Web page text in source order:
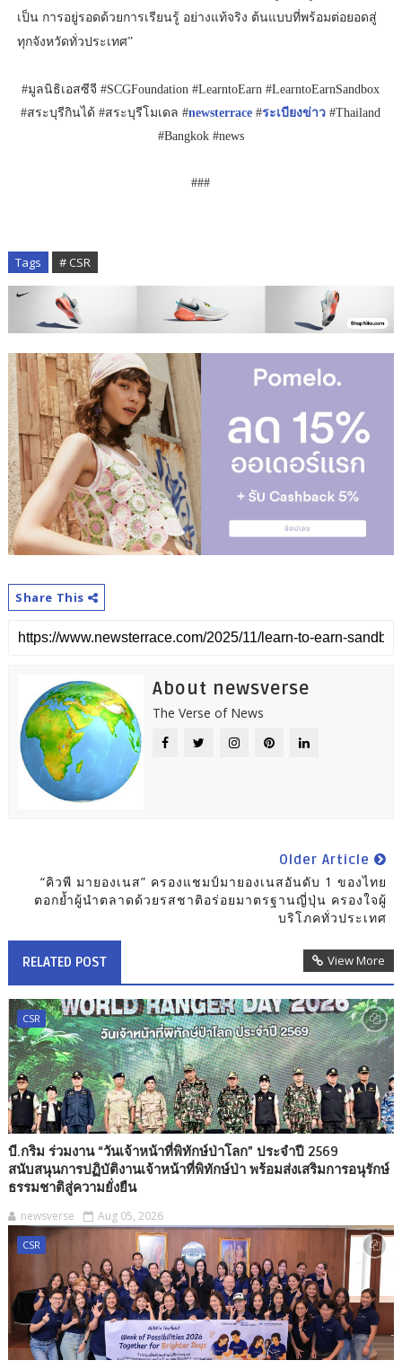
เป็น การอยู่รอดด้วยการเรียนรู้ อย่างแท้จริง ต้นแบบที่พร้อมต่อยอดสู่
ทุกจังหวัดทั่วประเทศ”
#มูลนิธิเอสซีจี #SCGFoundation #LearntoEarn #LearntoEarnSandbox
#สระบุรีกินได้ #สระบุรีโมเดล #newsterrace #ระเบียงข่าว #Thailand
#Bangkok #news
###
Tags # CSR
Share This
About newsverse
The Verse of News
Older Article
“คิวพี มายองเนส” ครองแชมป์มายองเนสอันดับ 1 ของไทย
ตอกย้ำผู้นำตลาดด้วยรสชาติอร่อยมาตรฐานญี่ปุ่น ครองใจผู้
บริโภคทั่วประเทศ
RELATED POST View More
CSR
บี.กริม ร่วมงาน “วันเจ้าหน้าที่พิทักษ์ป่าโลก” ประจำปี 2569
สนับสนุนการปฏิบัติงานเจ้าหน้าที่พิทักษ์ป่า พร้อมส่งเสริมการอนุรักษ์
ธรรมชาติสู่ความยั่งยืน
newsverse Aug 05, 2026
CSR